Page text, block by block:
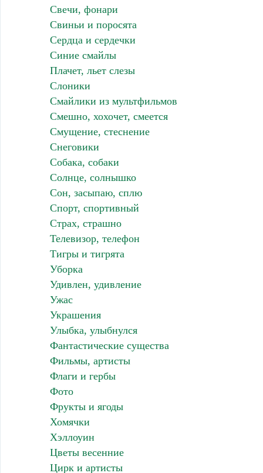
Свечи, фонари
Свиньи и поросята
Сердца и сердечки
Синие смайлы
Плачет, льет слезы
Слоники
Смайлики из мультфильмов
Смешно, хохочет, смеется
Смущение, стеснение
Снеговики
Собака, собаки
Солнце, солнышко
Сон, засыпаю, сплю
Спорт, спортивный
Страх, страшно
Телевизор, телефон
Тигры и тигрята
Уборка
Удивлен, удивление
Ужас
Украшения
Улыбка, улыбнулся
Фантастические существа
Фильмы, артисты
Флаги и гербы
Фото
Фрукты и ягоды
Хомячки
Хэллоуин
Цветы весенние
Цирк и артисты